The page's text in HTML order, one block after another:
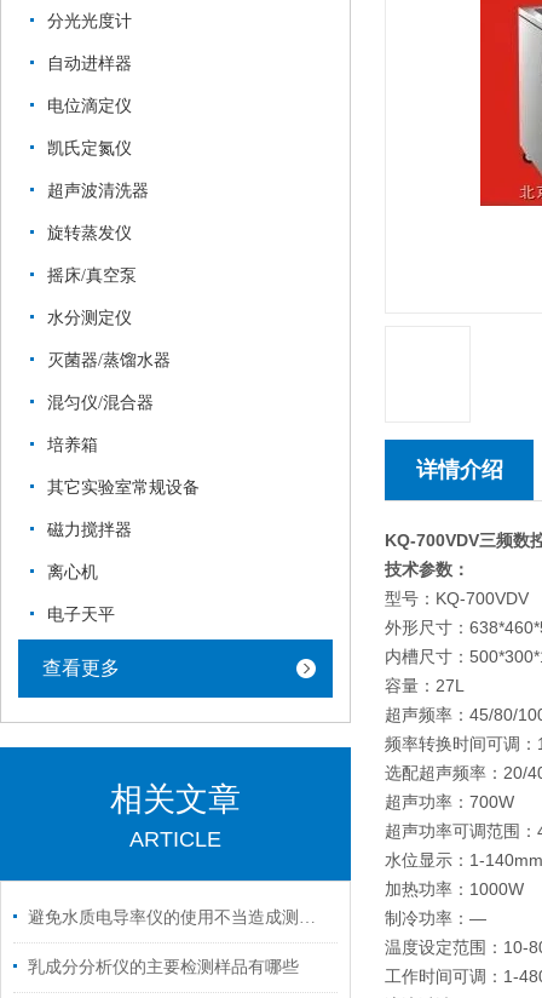
分光光度计
自动进样器
电位滴定仪
凯氏定氮仪
超声波清洗器
旋转蒸发仪
摇床/真空泵
水分测定仪
灭菌器/蒸馏水器
混匀仪/混合器
培养箱
其它实验室常规设备
磁力搅拌器
离心机
电子天平
查看更多
相关文章
ARTICLE
避免水质电导率仪的使用不当造成测量出现误差很重要
乳成分分析仪的主要检测样品有哪些
详情介绍
KQ-700VDV三频数
技术参数：
型号：KQ-700VDV
外形尺寸：
内槽尺寸：
容量：27L
超声频率：45/80/
频率转换时间可调：
选配超声频率：20/
超声功率：700W
超声功率可调范围
水位显示：1-140mm
加热功率：1000W
制冷功率：—
温度设定范围：10-
工作时间可调：1-